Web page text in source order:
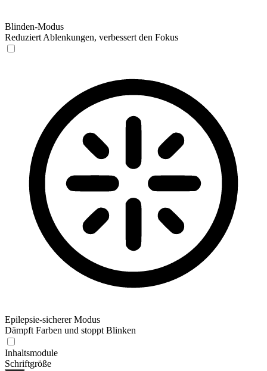
Blinden-Modus
Reduziert Ablenkungen, verbessert den Fokus
Epilepsie-sicherer Modus
Dämpft Farben und stoppt Blinken
Inhaltsmodule
Schriftgröße